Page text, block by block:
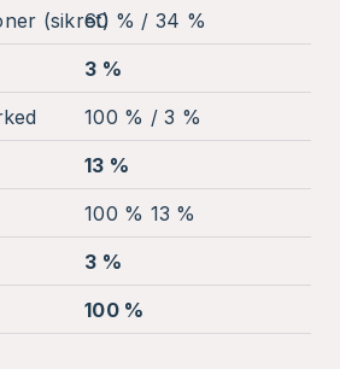
(sikret)60 % / 34 %
3 %
100 % / 3 %
13 %
100 % 13 %
3 %
100 %